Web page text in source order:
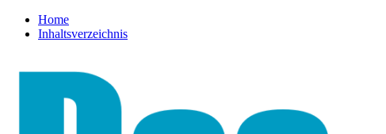
Home
Inhaltsverzeichnis